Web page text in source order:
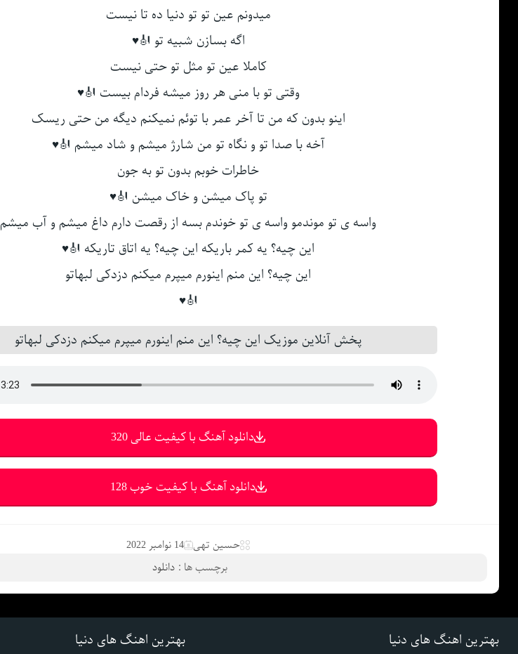
میدونم عین تو تو دنیا ده تا نیست
اگه بسازن شبیه تو 🎻♥
کاملا عین تو مثل تو حتی نیست
وقتی تو با منی هر روز میشه فردام بیست 🎻♥
اینو بدون که من تا آخر عمر با توئم نمیکنم دیگه من حتی ریسک
آخه با صدا تو و نگاه تو من شارژ میشم و شاد میشم 🎻♥
خاطرات خوبم بدون تو به جون
تو پاک میشن و خاک میشن 🎻♥
واسه ی تو موندمو واسه ی تو خوندم بسه از رقصت دارم داغ میشم و آب میشم
این چیه؟ یه کمر باریکه این چیه؟ یه اتاق تاریکه 🎻♥
این چیه؟ این منم اینورم میپرم میکنم دزدکی لبهاتو
🎻♥
پخش آنلاین موزیک این چیه؟ این منم اینورم میپرم میکنم دزدکی لبهاتو
دانلود آهنگ با کیفیت عالی 320
دانلود آهنگ با کیفیت خوب 128
حسین تهی 14 نوامبر 2022
برچسب ها : دانلود
بهترین اهنگ های دنیا بهترین اهنگ های دنیا